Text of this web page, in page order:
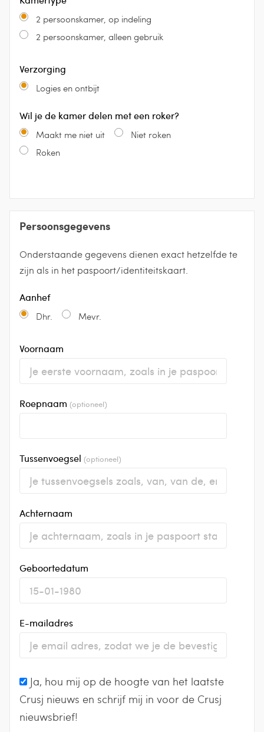
2 persoonskamer, op indeling
2 persoonskamer, alleen gebruik
Verzorging
Logies en ontbijt
Wil je de kamer delen met een roker?
Maakt me niet uit
Niet roken
Roken
Persoonsgegevens
Onderstaande gegevens dienen exact hetzelfde te
zijn als in het paspoort/identiteitskaart.
Aanhef
Dhr. Mevr.
Voornaam
Roepnaam (optioneel)
Tussenvoegsel (optioneel)
Achternaam
Geboortedatum
E-mailadres
Ja, hou mij op de hoogte van het laatste
Crusj nieuws en schrijf mij in voor de Crusj
nieuwsbrief!